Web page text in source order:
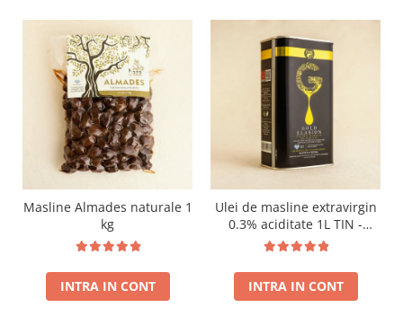
Masline Almades naturale 1
kg
INTRA IN CONT
Ulei de masline extravirgin
0.3% aciditate 1L TIN -
presat la rece - Recolta
INTRA IN CONT